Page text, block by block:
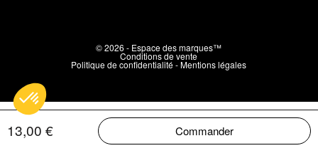
13,00 € Commander
© 2026 - Espace des marques™
Conditions de vente
Politique de confidentialité-Mentions légales